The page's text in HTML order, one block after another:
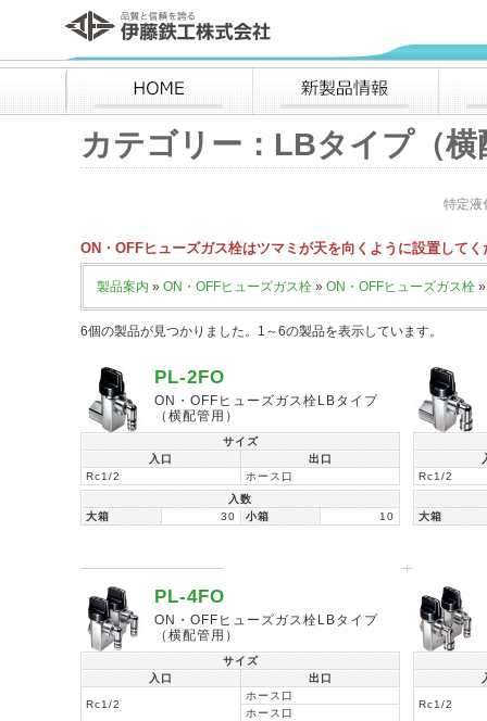
伊藤鉄工株式会社
HOME 新製品情報
カテゴリー：LBタイプ（横
特定液
ON・OFFヒューズガス栓はツマミが天を向くように設置してく
製品案内 » ON・OFFヒューズガス栓 » ON・OFFヒューズガス栓
6個の製品が見つかりました。1～6の製品を表示しています。
PL-2FO
ON・OFFヒューズガス栓LBタイプ
（横配管用）
サイズ
入口
出口
Rc1/2
ホース口
入数
大箱
30 小箱 10
Rc1/2
大箱
PL-4FO
ON・OFFヒューズガス栓LBタイプ
（横配管用）
サイズ
入口
出口
Rc1/2
ホース口
ホース口
Rc1/2